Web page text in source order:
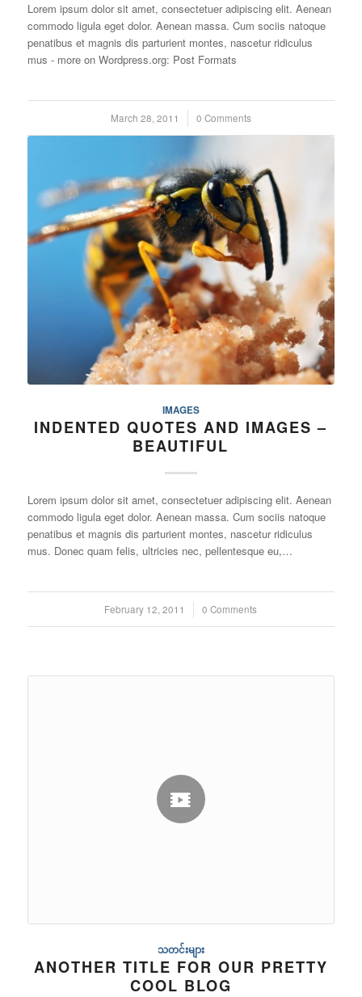
Lorem ipsum dolor sit amet, consectetuer adipiscing elit. Aenean
commodo ligula eget dolor. Aenean massa. Cum sociis natoque
penatibus et magnis dis parturient montes, nascetur ridiculus
mus - more on Wordpress.org: Post Formats
March 28, 2011
/ 0 Comments
IMAGES
INDENTED QUOTES AND IMAGES –
BEAUTIFUL
Lorem ipsum dolor sit amet, consectetuer adipiscing elit. Aenean
commodo ligula eget dolor. Aenean massa. Cum sociis natoque
penatibus et magnis dis parturient montes, nascetur ridiculus
mus. Donec quam felis, ultricies nec, pellentesque eu,…
February 12, 2011
/ 0 Comments
သတင်းများ
ANOTHER TITLE FOR OUR PRETTY
COOL BLOG